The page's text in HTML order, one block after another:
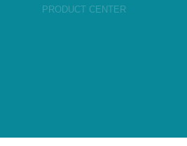
PRODUCT CENTER